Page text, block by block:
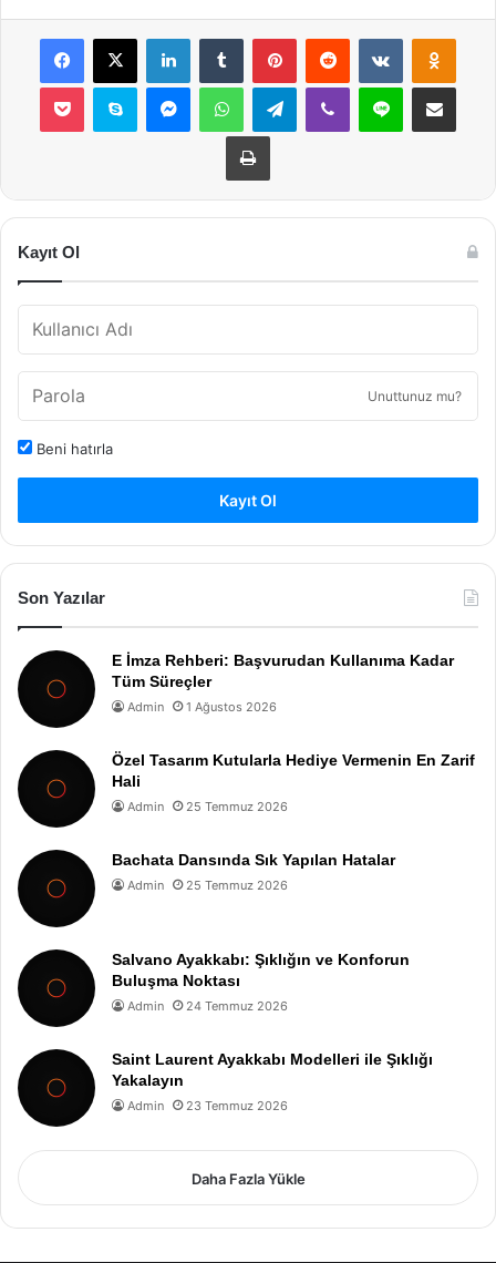
Facebook
X LinkedInTumblr PinterestReddit VKontakte
Pocket Skype MessengerWhatsAppTelegramViber Line E-Posta ile
Yazdır
Kayıt Ol
Unuttunuz mu?
Beni hatırla
Kayıt Ol
Son Yazılar
E İmza Rehberi: Başvurudan Kullanıma Kadar
Tüm Süreçler
Admin 1 Ağustos 2026
Özel Tasarım Kutularla Hediye Vermenin En Zarif
Hali
Admin 25 Temmuz 2026
Bachata Dansında Sık Yapılan Hatalar
Admin 25 Temmuz 2026
Salvano Ayakkabı: Şıklığın ve Konforun
Buluşma Noktası
Admin 24 Temmuz 2026
Saint Laurent Ayakkabı Modelleri ile Şıklığı
Yakalayın
Admin 23 Temmuz 2026
Daha Fazla Yükle